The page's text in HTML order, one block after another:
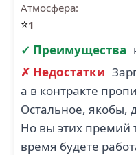
Атмосфера:
⭐1
✓ Преимущества
✗ Недостатки
а в контракте
Остальное, якобы,
Но вы этих премий
время будете